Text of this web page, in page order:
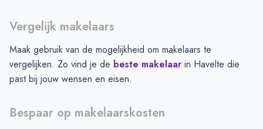
Vergelijk makelaars
Maak gebruik van de mogelijkheid om makelaars te
vergelijken. Zo vind je de beste makelaar in Havelte die
past bij jouw wensen en eisen.
Bespaar op makelaarskosten